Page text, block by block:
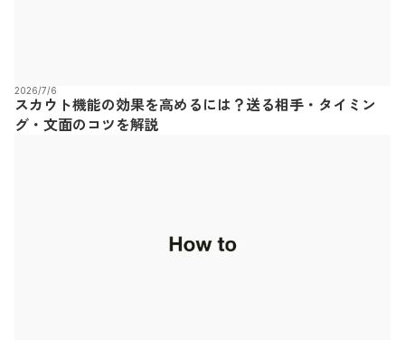
2026/7/6
スカウト機能の効果を高めるには？送る相手・タイミン
グ・文面のコツを解説